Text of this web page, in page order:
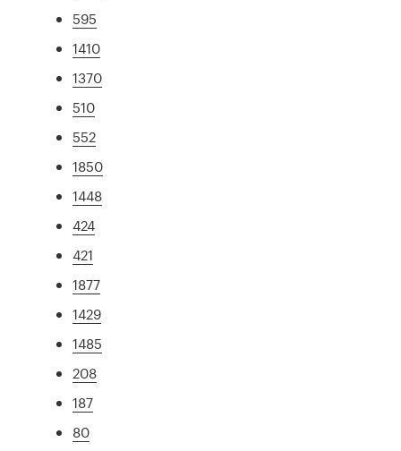
595
1410
1370
510
552
1850
1448
424
421
1877
1429
1485
208
187
80